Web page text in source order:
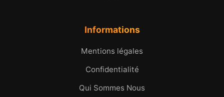
Informations
Mentions légales
Confidentialité
Qui Sommes Nous